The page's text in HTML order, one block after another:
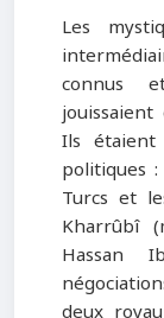
Les
connus
Ils étaient
politiques
Turcs et
Kharrûbî
Hassan